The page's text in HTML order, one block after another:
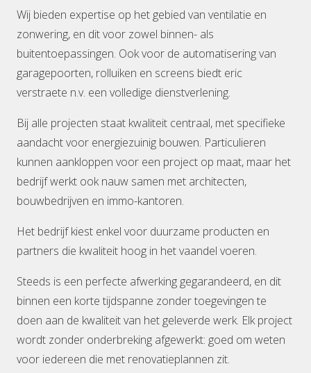
Wij bieden expertise op het gebied van ventilatie en
zonwering, en dit voor zowel binnen- als
buitentoepassingen. Ook voor de automatisering van
garagepoorten, rolluiken en screens biedt eric
verstraete n.v. een volledige dienstverlening.
Bij alle projecten staat kwaliteit centraal, met specifieke
aandacht voor energiezuinig bouwen. Particulieren
kunnen aankloppen voor een project op maat, maar het
bedrijf werkt ook nauw samen met architecten,
bouwbedrijven en immo-kantoren.
Het bedrijf kiest enkel voor duurzame producten en
partners die kwaliteit hoog in het vaandel voeren.
Steeds is een perfecte afwerking gegarandeerd, en dit
binnen een korte tijdspanne zonder toegevingen te
doen aan de kwaliteit van het geleverde werk. Elk project
wordt zonder onderbreking afgewerkt: goed om weten
voor iedereen die met renovatieplannen zit.